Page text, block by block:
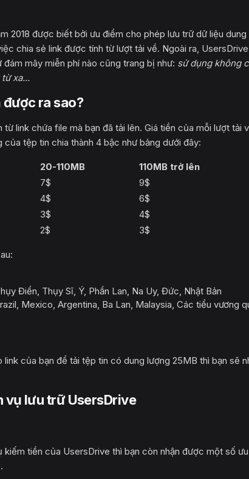
2018 được biết bởi ưu điểm cho phép lưu trữ dữ liệu dung
chia sẻ link được tính từ lượt tải về. Ngoài ra,
mây miễn phí nào cũng trang bị như: sử dụng không
xa...
được ra sao?
link chứa file mà bạn đã tải lên. Giá tiền của mỗi lượt tải
của tệp tin chia thành 4 bậc như bảng dưới đây:
20-110MB
110MB trở lên
7$
9$
4$
6$
3$
4$
2$ 3$
Điển, Thụy Sĩ, Ý, Phần Lan, Na Uy, Đức, Nhật Bản
Mexico, Argentina, Ba Lan, Malaysia, Các tiểu vương
của bạn để tải tệp tin có dung lượng 25MB thì bạn sẽ
vụ lưu trữ UsersDrive
tiền của UsersDrive thì bạn còn nhận được một số